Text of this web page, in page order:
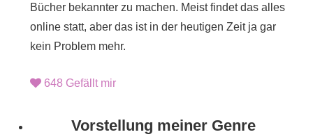
Bücher bekannter zu machen. Meist findet das alles
online statt, aber das ist in der heutigen Zeit ja gar
kein Problem mehr.
648 Gefällt mir
Vorstellung meiner Genre